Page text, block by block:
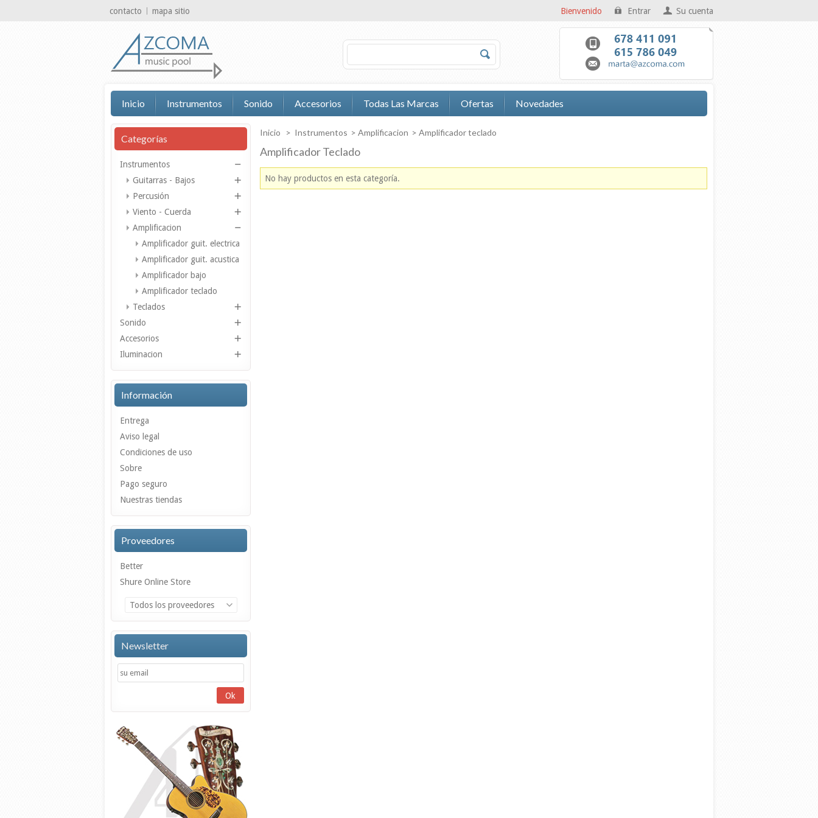
contacto mapa sitio Bienvenido Entrar Su cuenta
Inicio Instrumentos Sonido Accesorios Todas Las Marcas Ofertas Novedades
Inicio > Instrumentos > Amplificacion > Amplificador teclado
Amplificador Teclado
No hay productos en esta categoría.
Categorías
Instrumentos
Guitarras - Bajos
Percusión
Viento - Cuerda
Amplificacion
Amplificador guit. electrica
Amplificador guit. acustica
Amplificador bajo
Amplificador teclado
Teclados
Sonido
Accesorios
Iluminacion
Información
Entrega
Aviso legal
Condiciones de uso
Sobre
Pago seguro
Nuestras tiendas
Proveedores
Better
Shure Online Store
Todos los proveedores
Newsletter